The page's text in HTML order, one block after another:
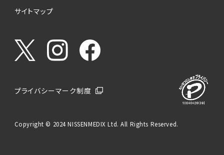
サイトマップ
プライバシーマーク制度
Copyright © 2024 NISSENMEDIX Ltd. All Rights Reserved.